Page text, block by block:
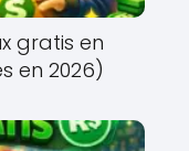
gratis en
en 2026)